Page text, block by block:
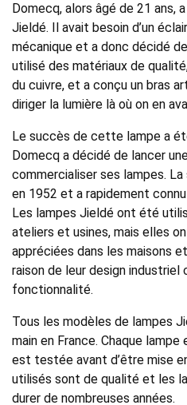
Domecq, alors âgé de 21 ans,
Jieldé. Il avait besoin d’un
mécanique et a donc décidé
utilisé des matériaux de
du cuivre, et a conçu un bras
diriger la lumière là où on en
Le succès de cette lampe a
Domecq a décidé de lancer
commercialiser ses lampes.
en 1952 et a rapidement
Les lampes Jieldé ont été
ateliers et usines, mais elles
appréciées dans les maisons
raison de leur design industriel
fonctionnalité.
Tous les modèles de lampes
main en France. Chaque
est testée avant d’être mise
utilisés sont de qualité et les
durer de nombreuses années.